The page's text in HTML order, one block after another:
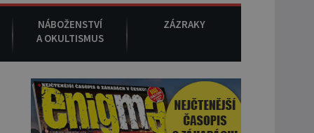
NÁBOŽENSTVÍ
A OKULTISMUS
ZÁZRAKY